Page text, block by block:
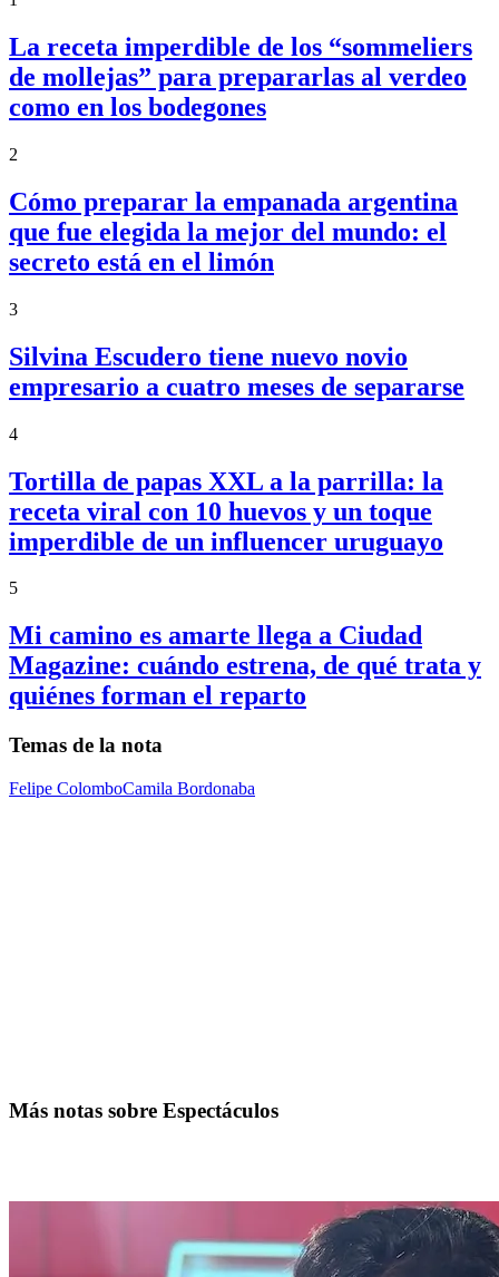
La receta imperdible de los “sommeliers
de mollejas” para prepararlas al verdeo
como en los bodegones
2
Cómo preparar la empanada argentina
que fue elegida la mejor del mundo: el
secreto está en el limón
3
Silvina Escudero tiene nuevo novio
empresario a cuatro meses de separarse
4
Tortilla de papas XXL a la parrilla: la
receta viral con 10 huevos y un toque
imperdible de un influencer uruguayo
5
Mi camino es amarte llega a Ciudad
Magazine: cuándo estrena, de qué trata y
quiénes forman el reparto
Temas de la nota
Felipe ColomboCamila Bordonaba
Más notas sobre Espectáculos